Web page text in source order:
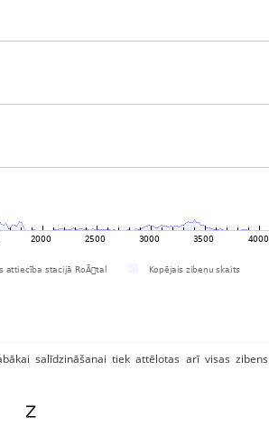
salīdzināšanai tiek attēlotas arī visas zibens